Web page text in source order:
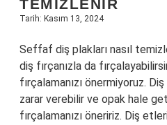
TEMIZLENIR
Tarih: Kasım 13, 2024
Seffaf diş plakları nasıl
diş fırçanızla da
fırçalamanızı önermiyoruz.
zarar verebilir ve opak hale
fırçalamanızı öneririz. Diş